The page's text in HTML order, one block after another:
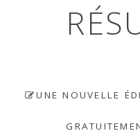
UNE NOUVELLE